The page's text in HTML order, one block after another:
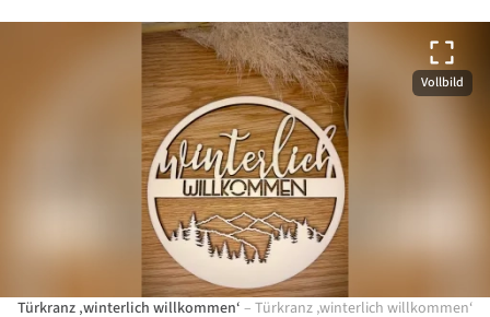
Vollbild
Türkranz ‚winterlich willkommen‘ – Türkranz ‚winterlich willkommen‘